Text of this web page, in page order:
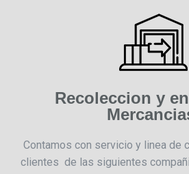
Recoleccion y
Contamos con servicio y linea de
clientes de las siguientes